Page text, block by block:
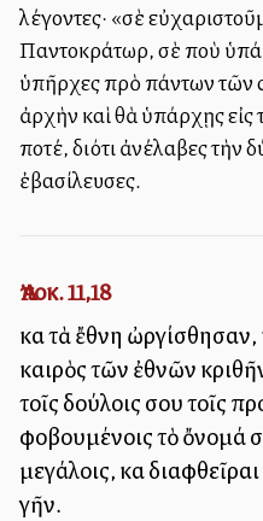
λέγοντες· «σὲ
Παντοκράτωρ, σὲ ποὺ
ὑπῆρχες πρὸ πάντων τῶν
ἀρχὴν καὶ θὰ ὑπάρχῃς εἰς
ποτέ, διότι ἀνέλαβες τὴν
ἐβασίλευσες.
Ἀποκ. 11,18
καὶ τὰ ἔθνη ὠργίσθησαν,
καιρὸς τῶν ἐθνῶν
τοῖς δούλοις σου τοῖς
φοβουμένοις τὸ ὄνομά
μεγάλοις, καὶ
γῆν.